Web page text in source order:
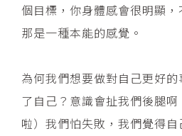
個目標，你身體感會很明顯，
那是一種本能的感覺。
為何我們想要做對自己更好
了自己？意識會扯我們後腿
啦）我們怕失敗，我們覺得